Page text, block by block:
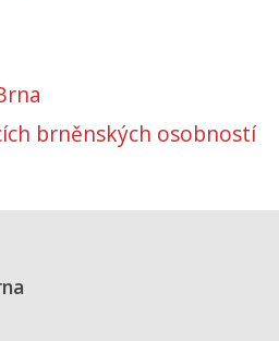
brněnských osobností